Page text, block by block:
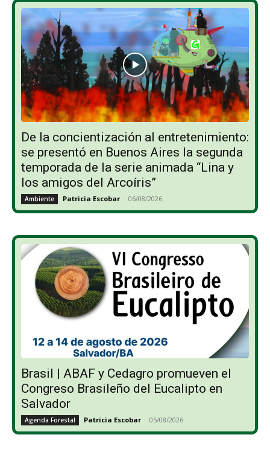
De la concientización al entretenimiento:
se presentó en Buenos Aires la segunda
temporada de la serie animada “Lina y
los amigos del Arcoíris”
Ambiente Patricia Escobar - 06/08/2026
Brasil | ABAF y Cedagro promueven el
Congreso Brasileño del Eucalipto en
Salvador
Agenda Forestal Patricia Escobar - 05/08/2026